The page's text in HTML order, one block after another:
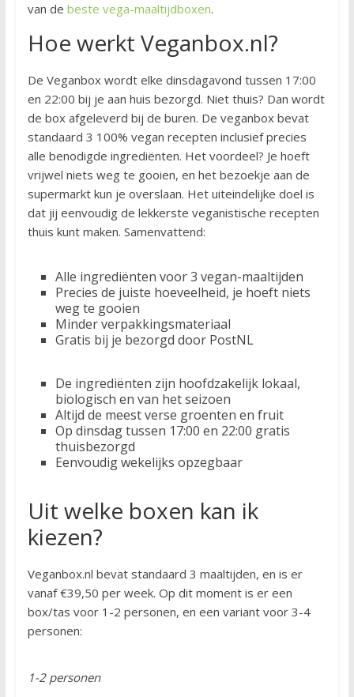
van de beste vega-maaltijdboxen.
Hoe werkt Veganbox.nl?
De Veganbox wordt elke dinsdagavond tussen 17:00
en 22:00 bij je aan huis bezorgd. Niet thuis? Dan wordt
de box afgeleverd bij de buren. De veganbox bevat
standaard 3 100% vegan recepten inclusief precies
alle benodigde ingrediënten. Het voordeel? Je hoeft
vrijwel niets weg te gooien, en het bezoekje aan de
supermarkt kun je overslaan. Het uiteindelijke doel is
dat jij eenvoudig de lekkerste veganistische recepten
thuis kunt maken. Samenvattend:
Alle ingrediënten voor 3 vegan-maaltijden
Precies de juiste hoeveelheid, je hoeft niets
weg te gooien
Minder verpakkingsmateriaal
Gratis bij je bezorgd door PostNL
De ingrediënten zijn hoofdzakelijk lokaal,
biologisch en van het seizoen
Altijd de meest verse groenten en fruit
Op dinsdag tussen 17:00 en 22:00 gratis
thuisbezorgd
Eenvoudig wekelijks opzegbaar
Uit welke boxen kan ik
kiezen?
Veganbox.nl bevat standaard 3 maaltijden, en is er
vanaf €39,50 per week. Op dit moment is er een
box/tas voor 1-2 personen, en een variant voor 3-4
personen:
1-2 personen